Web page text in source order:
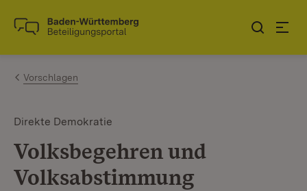
Zum Inhalt springen
Link zur Startseite
Vorschlagen
Direkte Demokratie
Volksbegehren und
Volksabstimmung